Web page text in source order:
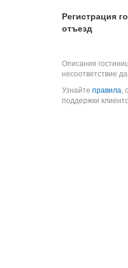
Регистрация
отъезд
Описания
несоответствие
Узнайте правила,
поддержки